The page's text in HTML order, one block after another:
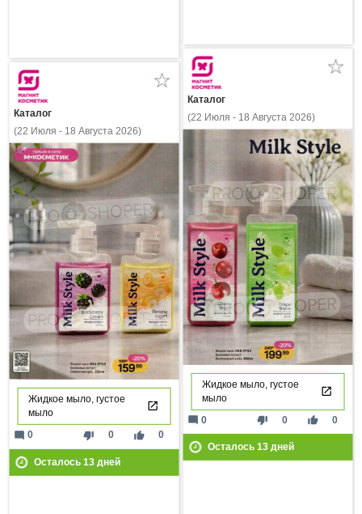
Каталог
(22 Июля - 18 Августа 2026)
Жидкое мыло, густое
мыло
thumb_down 0 thumb_up 0
mode_comment 0
Осталось 13дней
Каталог
(22 Июля - 18 Августа 2026)
Жидкое мыло, густое
мыло
thumb_down 0 thumb_up 0
mode_comment 0
Осталось 13дней